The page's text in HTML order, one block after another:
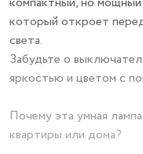
который откроет
света.
Забудьте о
яркостью и цветом с
Почему эта умная
квартиры или дома?